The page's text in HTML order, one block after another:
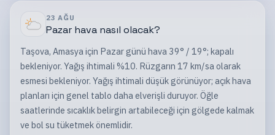
23 AĞU
Pazarhava nasıl olacak?
Taşova, Amasya için Pazar günü hava 39° / 19°; kapalı
bekleniyor. Yağış ihtimali %10. Rüzgarın 17 km/sa olarak
esmesi bekleniyor. Yağış ihtimali düşük görünüyor; açık hava
planları için genel tablo daha elverişli duruyor. Öğle
saatlerinde sıcaklık belirgin artabileceği için gölgede kalmak
ve bol su tüketmek önemlidir.